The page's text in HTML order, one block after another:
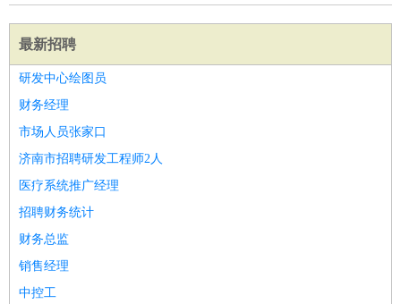
最新招聘
研发中心绘图员
财务经理
市场人员张家口
济南市招聘研发工程师2人
医疗系统推广经理
招聘财务统计
财务总监
销售经理
中控工